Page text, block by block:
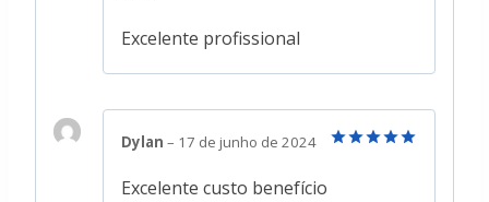
Excelente profissional
Dylan – 17 de junho de 2024
Excelente custo benefício